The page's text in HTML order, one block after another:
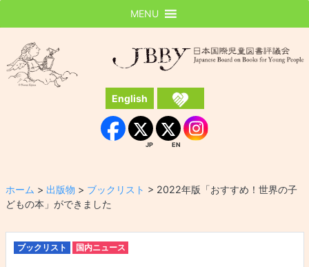
JBBY
English
Facebook
JP
JP
EN
EN Instagram
MENU
ホーム > 出版物 > ブックリスト > 2022年版「おすすめ！世界の子
どもの本」ができました
ブックリスト 国内ニュース